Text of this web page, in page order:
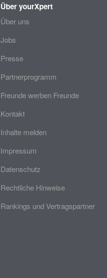
Über yourXpert
Über uns
Jobs
Presse
Partnerprogramm
Freunde werben Freunde
Kontakt
Inhalte melden
Impressum
Datenschutz
Rechtliche Hinweise
Rankings und Vertragspartner